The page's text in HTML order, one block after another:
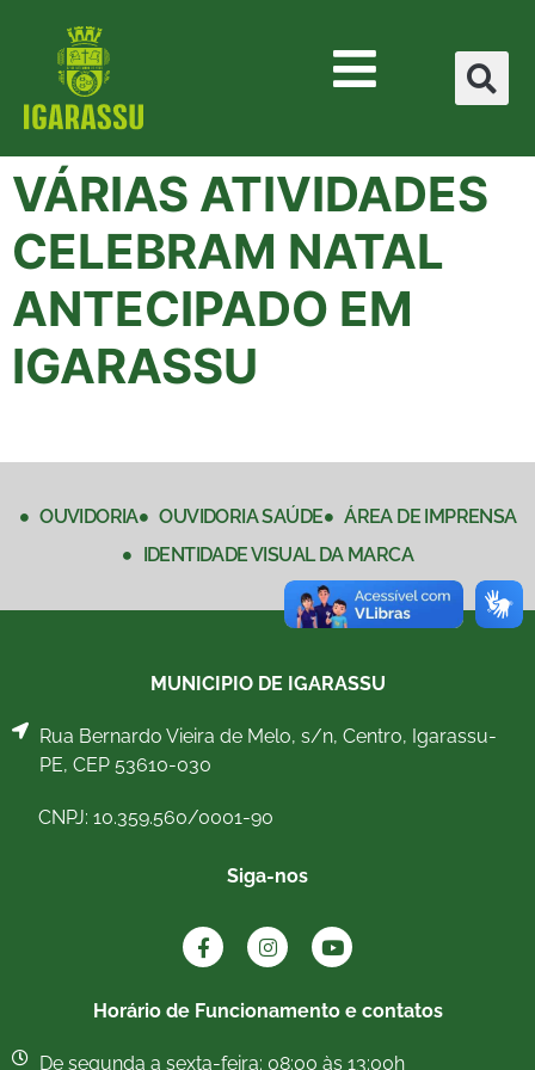
VÁRIAS ATIVIDADES
CELEBRAM NATAL
ANTECIPADO EM
IGARASSU
OUVIDORIA OUVIDORIA SAÚDE
ÁREA DE IMPRENSA
IDENTIDADE VISUAL DA MARCA
MUNICIPIO DE IGARASSU
Rua Bernardo Vieira de Melo, s/n, Centro, Igarassu-
PE, CEP 53610-030
CNPJ: 10.359.560/0001-90
Siga-nos
Horário de Funcionamento e contatos
De segunda a sexta-feira: 08:00 às 13:00h